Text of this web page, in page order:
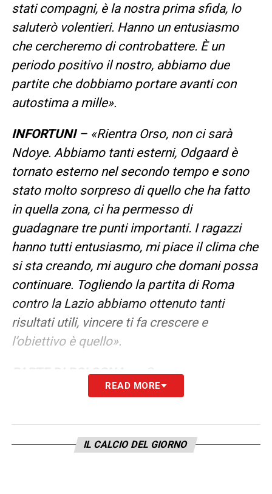
stati compagni, è la nostra prima sfida, lo
saluterò volentieri. Hanno un entusiasmo
che cercheremo di controbattere. È un
periodo positivo il nostro, abbiamo due
partite che dobbiamo portare avanti con
autostima a mille».
INFORTUNI– «Rientra Orso, non ci sarà
Ndoye. Abbiamo tanti esterni, Odgaard è
tornato esterno nel secondo tempo e sono
stato molto sorpreso di quello che ha fatto
in quella zona, ci ha permesso di
guadagnare tre punti importanti. I ragazzi
hanno tutti entusiasmo, mi piace il clima che
si sta creando, mi auguro che domani possa
continuare. Togliendo la partita di Roma
contro la Lazio abbiamo ottenuto tanti
risultati utili, vincere ti fa crescere e
l’obiettivo è quello».
PARTE DI BOLOGNA– «Sono sorpreso e
contento della facce dei tifosi dopo le
c’è attorno ai ragazzi, sto conoscendo
diversi ristorantini e confermo che si mangia
READ MORE
IL CALCIO DEL GIORNO